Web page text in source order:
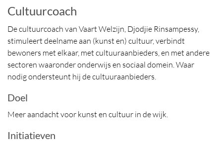
Cultuurcoach
De cultuurcoach van Vaart Welzijn, Djodjie Rinsampessy,
stimuleert deelname aan (kunst en) cultuur, verbindt
bewoners met elkaar, met cultuuraanbieders, en met andere
sectoren waaronder onderwijs en sociaal domein. Waar
nodig ondersteunt hij de cultuuraanbieders.
Doel
Meer aandacht voor kunst en cultuur in de wijk.
Initiatieven